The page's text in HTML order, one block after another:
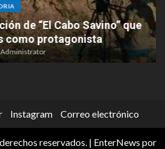
de “El Cabo Savino” que
como protagonista
Instagram Correo electrónico
reservados. | EnterNews por